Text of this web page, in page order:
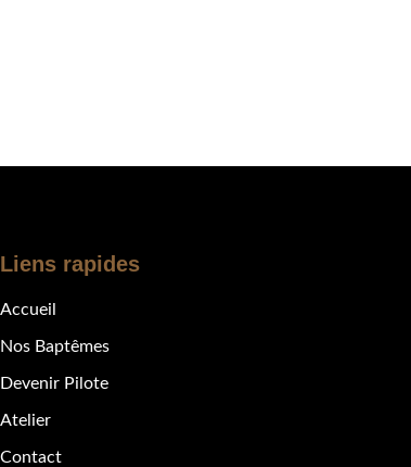
Liens rapides
Accueil
Nos Baptêmes
Devenir Pilote
Atelier
Contact